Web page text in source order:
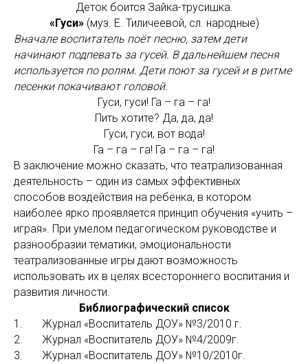
Деток боится Зайка-трусишка.
«Гуси» (муз. Е. Тиличеевой, сл. народные)
Вначале воспитатель поёт песню, затем дети
начинают подпевать за гусей. В дальнейшем песня
используется по ролям. Дети поют за гусей и в ритме
песенки покачивают головой.
Гуси, гуси! Га – га – га!
Пить хотите? Да, да, да!
Гуси, гуси, вот вода!
Га – га – га! Га – га – га!
В заключение можно сказать, что театрализованная
деятельность – один из самых эффективных
способов воздействия на ребёнка, в котором
наиболее ярко проявляется принцип обучения «учить –
играя». При умелом педагогическом руководстве и
разнообразии тематики, эмоциональности
театрализованные игры дают возможность
использовать их в целях всестороннего воспитания и
развития личности.
Библиографический список
1. Журнал «Воспитатель ДОУ» №3/2010 г.
2. Журнал «Воспитатель ДОУ» №4/2009г.
3. Журнал «Воспитатель ДОУ» №10/2010г.